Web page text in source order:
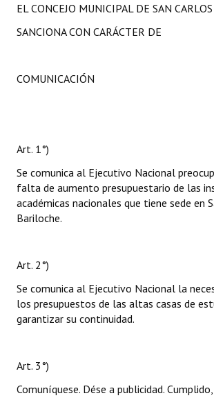
EL CONCEJO MUNICIPAL DE SAN
SANCIONA CON CARÁCTER DE
COMUNICACIÓN
Art. 1°)
Se comunica al Ejecutivo Nacional
falta de aumento presupuestario de las
académicas nacionales que tiene sede en
Bariloche.
Art. 2°)
Se comunica al Ejecutivo Nacional la
los presupuestos de las altas casas de
garantizar su continuidad.
Art. 3°)
Comuníquese. Dése a publicidad.